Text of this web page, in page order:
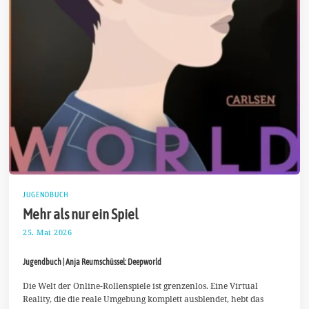
JUGENDBUCH
Mehr als nur ein Spiel
25. Mai 2026
u
i
2
0
Jugendbuch | Anja Reumschüssel: Deepworld
Die Welt der Online-Rollenspiele ist grenzenlos. Eine Virtual
Reality, die die reale Umgebung komplett ausblendet, hebt das